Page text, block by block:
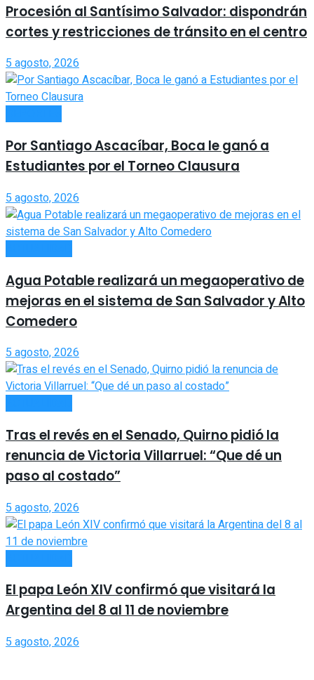
Procesión al Santísimo Salvador: dispondrán
cortes y restricciones de tránsito en el centro
5 agosto, 2026
Por Santiago Ascacíbar, Boca le ganó a
Estudiantes por el Torneo Clausura
5 agosto, 2026
Agua Potable realizará un megaoperativo de
mejoras en el sistema de San Salvador y Alto
Comedero
5 agosto, 2026
Tras el revés en el Senado, Quirno pidió la
renuncia de Victoria Villarruel: “Que dé un
paso al costado”
5 agosto, 2026
El papa León XIV confirmó que visitará la
Argentina del 8 al 11 de noviembre
5 agosto, 2026